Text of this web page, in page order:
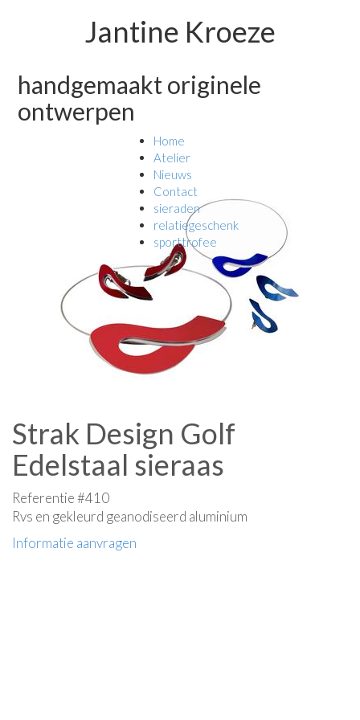
Jantine Kroeze
handgemaakt originele
ontwerpen
Home
Atelier
Nieuws
Contact
sieraden
relatiegeschenk
sporttrofee
Strak Design Golf
Edelstaal sieraas
Referentie #410
Rvs en gekleurd geanodiseerd aluminium
Informatie aanvragen